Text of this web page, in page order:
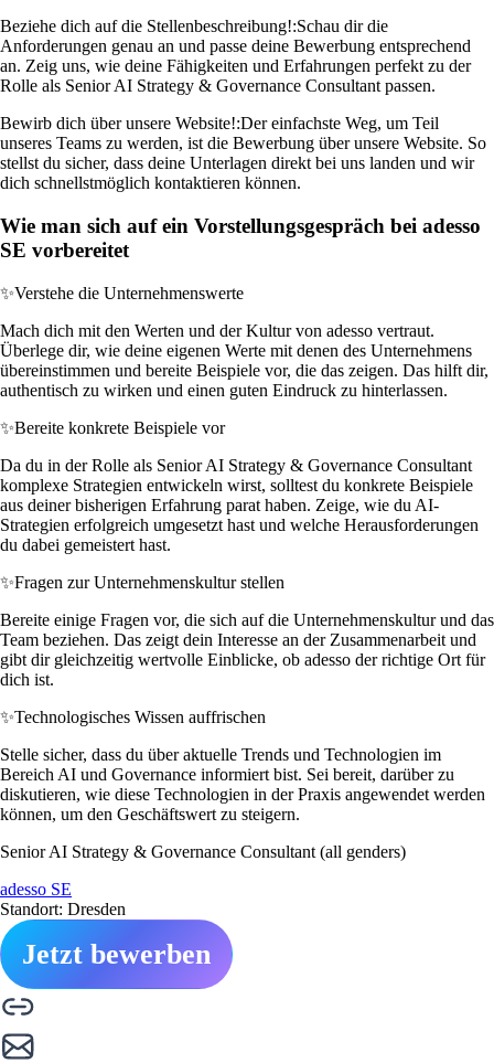
Beziehe dich auf die Stellenbeschreibung!:Schau dir die
Anforderungen genau an und passe deine Bewerbung entsprechend
an. Zeig uns, wie deine Fähigkeiten und Erfahrungen perfekt zu der
Rolle als Senior AI Strategy & Governance Consultant passen.
Bewirb dich über unsere Website!:Der einfachste Weg, um Teil
unseres Teams zu werden, ist die Bewerbung über unsere Website. So
stellst du sicher, dass deine Unterlagen direkt bei uns landen und wir
dich schnellstmöglich kontaktieren können.
Wie man sich auf ein Vorstellungsgespräch bei adesso
SE vorbereitet
✨Verstehe die Unternehmenswerte
Mach dich mit den Werten und der Kultur von adesso vertraut.
Überlege dir, wie deine eigenen Werte mit denen des Unternehmens
übereinstimmen und bereite Beispiele vor, die das zeigen. Das hilft dir,
authentisch zu wirken und einen guten Eindruck zu hinterlassen.
✨Bereite konkrete Beispiele vor
Da du in der Rolle als Senior AI Strategy & Governance Consultant
komplexe Strategien entwickeln wirst, solltest du konkrete Beispiele
aus deiner bisherigen Erfahrung parat haben. Zeige, wie du AI-
Strategien erfolgreich umgesetzt hast und welche Herausforderungen
du dabei gemeistert hast.
✨Fragen zur Unternehmenskultur stellen
Bereite einige Fragen vor, die sich auf die Unternehmenskultur und das
Team beziehen. Das zeigt dein Interesse an der Zusammenarbeit und
gibt dir gleichzeitig wertvolle Einblicke, ob adesso der richtige Ort für
dich ist.
✨Technologisches Wissen auffrischen
Stelle sicher, dass du über aktuelle Trends und Technologien im
Bereich AI und Governance informiert bist. Sei bereit, darüber zu
diskutieren, wie diese Technologien in der Praxis angewendet werden
können, um den Geschäftswert zu steigern.
Senior AI Strategy & Governance Consultant (all genders)
adesso SE
Standort: Dresden
Jetzt bewerben